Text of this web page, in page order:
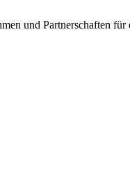
und Partnerschaften